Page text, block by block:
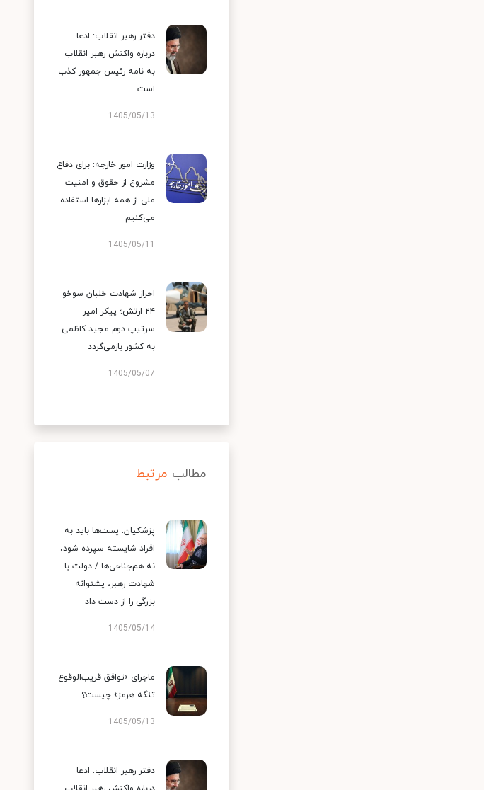
دفتر رهبر انقلاب: ادعا
درباره واکنش رهبر انقلاب
به نامه رئیس جمهور کذب
است
1405/05/13
وزارت امور خارجه: برای دفاع
مشروع از حقوق و امنیت
ملی از همه ابزارها استفاده
می‌کنیم
1405/05/11
احراز شهادت خلبان سوخو
۲۴ ارتش؛ پیکر امیر
سرتیپ دوم مجید کاظمی
به کشور بازمی‌گردد
1405/05/07
مطالب مرتبط
پزشکیان: پست‌ها باید به
افراد شایسته سپرده شود،
نه هم‌جناحی‌ها / دولت با
شهادت رهبر، پشتوانه
بزرگی را از دست داد
1405/05/14
ماجرای «توافق قریب‌الوقوع
تنگه هرمز» چیست؟
1405/05/13
دفتر رهبر انقلاب: ادعا